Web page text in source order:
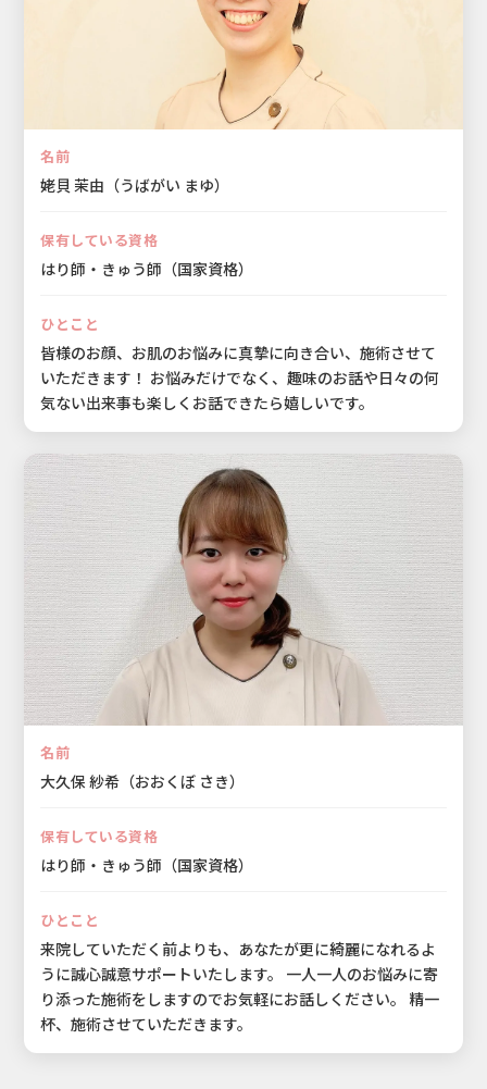
名前
姥貝 茉由（うばがい まゆ）
保有している資格
はり師・きゅう師（国家資格）
ひとこと
皆様のお顔、お肌のお悩みに真摯に向き合い、施術させて
いただきます！ お悩みだけでなく、趣味のお話や日々の何
気ない出来事も楽しくお話できたら嬉しいです。
名前
大久保 紗希（おおくぼ さき）
保有している資格
はり師・きゅう師（国家資格）
ひとこと
来院していただく前よりも、あなたが更に綺麗になれるよ
うに誠心誠意サポートいたします。 一人一人のお悩みに寄
り添った施術をしますのでお気軽にお話しください。 精一
杯、施術させていただきます。